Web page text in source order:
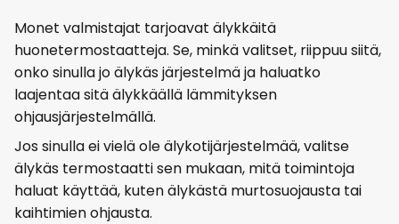
Monet valmistajat tarjoavat älykkäitä
huonetermostaatteja. Se, minkä valitset, riippuu siitä,
onko sinulla jo älykäs järjestelmä ja haluatko
laajentaa sitä älykkäällä lämmityksen
ohjausjärjestelmällä.
Jos sinulla ei vielä ole älykotijärjestelmää, valitse
älykäs termostaatti sen mukaan, mitä toimintoja
haluat käyttää, kuten älykästä murtosuojausta tai
kaihtimien ohjausta.